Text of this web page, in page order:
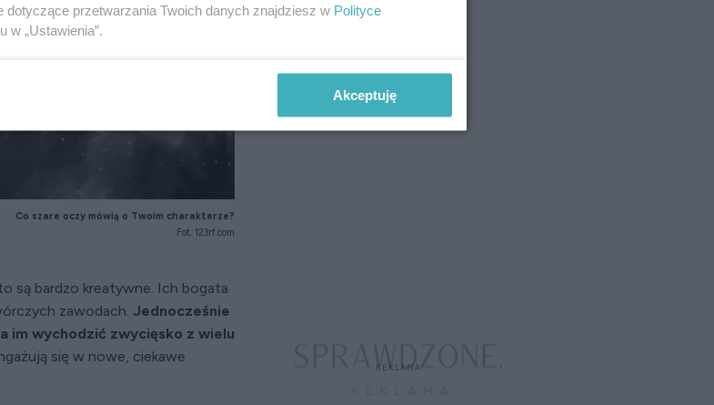
Co szare oczy mówią o Twoim charakterze?
Fot. 123rf.com
są bardzo kreatywne. Ich bogata
zawodach. Jednocześnie
im wychodzić zwycięsko z wielu
się w nowe, ciekawe
dotyczące przetwarzania Twoich danych znajdziesz w Polityce
w „Ustawienia”.
Akceptuję